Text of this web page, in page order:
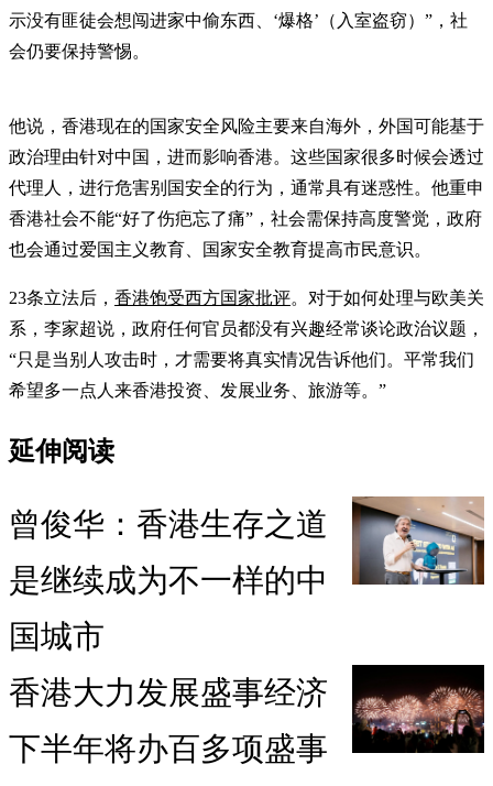
示没有匪徒会想闯进家中偷东西、‘爆格’（入室盗窃）”，社
会仍要保持警惕。
他说，香港现在的国家安全风险主要来自海外，外国可能基于
政治理由针对中国，进而影响香港。这些国家很多时候会透过
代理人，进行危害别国安全的行为，通常具有迷惑性。他重申
香港社会不能“好了伤疤忘了痛”，社会需保持高度警觉，政府
也会通过爱国主义教育、国家安全教育提高市民意识。
23条立法后， 香港饱受西方国家批评。对于如何处理与欧美关
系，李家超说，政府任何官员都没有兴趣经常谈论政治议题，
“只是当别人攻击时，才需要将真实情况告诉他们。平常我们
希望多一点人来香港投资、发展业务、旅游等。”
延伸阅读
曾俊华：香港生存之道
是继续成为不一样的中
国城市
香港大力发展盛事经济
下半年将办百多项盛事